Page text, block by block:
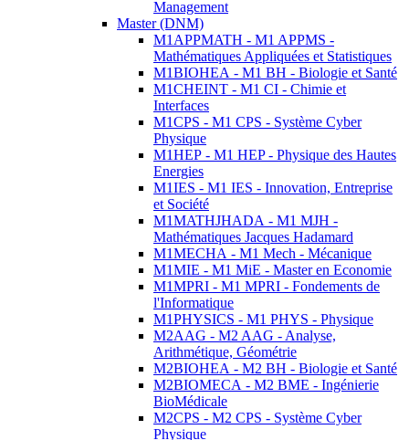
Management
Master (DNM)
M1APPMATH - M1 APPMS -
Mathématiques Appliquées et Statistiques
M1BIOHEA - M1 BH - Biologie et Santé
M1CHEINT - M1 CI - Chimie et
Interfaces
M1CPS - M1 CPS - Système Cyber
Physique
M1HEP - M1 HEP - Physique des Hautes
Energies
M1IES - M1 IES - Innovation, Entreprise
et Société
M1MATHJHADA - M1 MJH -
Mathématiques Jacques Hadamard
M1MECHA - M1 Mech - Mécanique
M1MIE - M1 MiE - Master en Economie
M1MPRI - M1 MPRI - Fondements de
l'Informatique
M1PHYSICS - M1 PHYS - Physique
M2AAG - M2 AAG - Analyse,
Arithmétique, Géométrie
M2BIOHEA - M2 BH - Biologie et Santé
M2BIOMECA - M2 BME - Ingénierie
BioMédicale
M2CPS - M2 CPS - Système Cyber
Physique